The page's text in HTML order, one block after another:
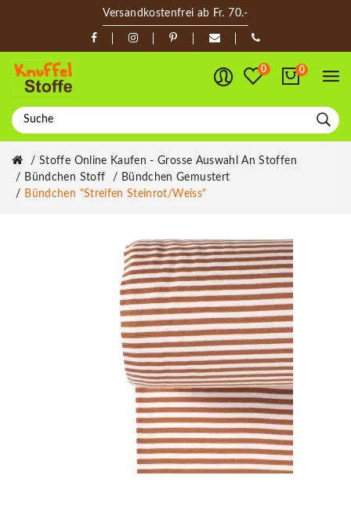
Versandkostenfrei ab Fr. 70.-
0 0
Stoffe Online Kaufen - Grosse Auswahl An Stoffen
Bündchen Stoff
Bündchen Gemustert
Bündchen "Streifen Steinrot/weiss"